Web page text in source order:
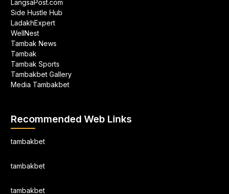
LangsaPost.com
Side Hustle Hub
LadakhExpert
WellNest
Tambak News
Tambak
Tambak Sports
Tambakbet Gallery
Media Tambakbet
Recommended Web Links
tambakbet
tambakbet
tambakbet